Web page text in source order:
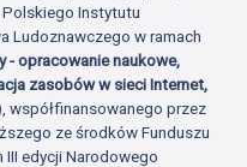
Instytutu
Ludoznawczego w ramach
- opracowanie naukowe,
zasobów w sieci Internet,
przez
ze środków Funduszu
III edycji Narodowego